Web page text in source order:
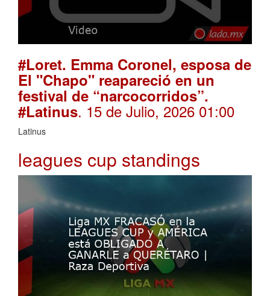
#Loret. Emma Coronel, esposa de
El "Chapo" reapareció en un
festival de “narcocorridos”.
#Latinus. 15 de Julio, 2026 01:00
Latinus
leagues cup standings